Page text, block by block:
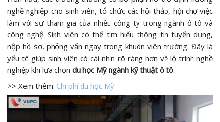
nghề nghiệp cho sinh viên, tổ chức các hội thảo, hội chợ việc
làm với sự tham gia của nhiều công ty trong ngành ô tô và
công nghệ. Sinh viên có thể tìm hiểu thông tin tuyển dụng,
nộp hồ sơ, phỏng vấn ngay trong khuôn viên trường. Đây là
yếu tố giúp sinh viên có cái nhìn rõ ràng hơn về lộ trình nghề
nghiệp khi lựa chọn du học Mỹ ngành kỹ thuật ô tô.
>> Xem thêm: Chi phí du học Mỹ